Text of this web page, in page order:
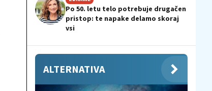
Po 50. letu telo potrebuje drugačen
pristop: te napake delamo skoraj
vsi
ALTERNATIVA